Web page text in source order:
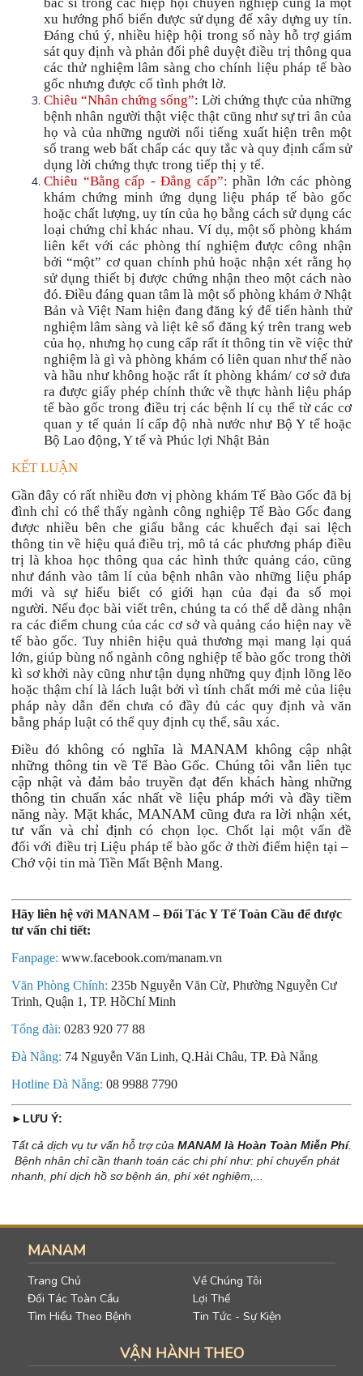
xu hướng phổ biến được sử dụng để xây dựng uy tín.
Đáng chú ý, nhiều hiệp hội trong số này hỗ trợ giám
sát quy định và phản đối phê duyệt điều trị thông qua
các thử nghiệm lâm sàng cho chính liệu pháp tế bào
gốc nhưng được cố tình phớt lờ.
Chiêu “Nhân chứng sống”: Lời chứng thực của những
bệnh nhân người thật việc thật cũng như sự tri ân của
họ và của những người nổi tiếng xuất hiện trên một
số trang web bất chấp các quy tắc và quy định cấm sử
dụng lời chứng thực trong tiếp thị y tế.
Chiêu “Bằng cấp - Đẳng cấp”:phần lớn các phòng
khám chứng minh ứng dụng liệu pháp tế bào gốc
hoặc chất lượng, uy tín của họ bằng cách sử dụng các
loại chứng chỉ khác nhau. Ví dụ, một số phòng khám
liên kết với các phòng thí nghiệm được công nhận
bởi “một” cơ quan chính phủ hoặc nhận xét rằng họ
sử dụng thiết bị được chứng nhận theo một cách nào
đó. Điều đáng quan tâm là một số phòng khám ở Nhật
Bản và Việt Nam hiện đang đăng ký để tiến hành thử
nghiệm lâm sàng và liệt kê số đăng ký trên trang web
của họ, nhưng họ cung cấp rất ít thông tin về việc thử
nghiệm là gì và phòng khám có liên quan như thế nào
và hầu như không hoặc rất ít phòng khám/ cơ sở đưa
ra được giấy phép chính thức về thực hành liệu pháp
tế bào gốc trong điều trị các bệnh lí cụ thể từ các cơ
quan y tế quản lí cấp độ nhà nước như Bộ Y tế hoặc
Bộ Lao động, Y tế và Phúc lợi Nhật Bản
KẾT LUẬN
Gần đây có rất nhiều đơn vị phòng khám Tế Bào Gốc đã bị
đình chỉ có thể thấy ngành công nghiệp Tế Bào Gốc đang
được nhiều bên che giấu bằng các khuếch đại sai lệch
thông tin về hiệu quả điều trị, mô tả các phương pháp điều
trị là khoa học thông qua các hình thức quảng cáo, cũng
như đánh vào tâm lí của bệnh nhân vào những liệu pháp
mới và sự hiểu biết có giới hạn của đại đa số mọi
người. Nếu đọc bài viết trên, chúng ta có thể dễ dàng nhận
ra các điểm chung của các cơ sở và quảng cáo hiện nay về
tế bào gốc. Tuy nhiên hiệu quả thương mại mang lại quá
lớn, giúp bùng nổ ngành công nghiệp tế bào gốc trong thời
kì sơ khởi này cũng như tận dụng những quy định lõng lẽo
hoặc thậm chí là lách luật bởi vì tính chất mới mẻ của liệu
pháp này dẫn đến chưa có đầy đủ các quy định và văn
bằng pháp luật có thể quy định cụ thể, sâu xác.
Điều đó không có nghĩa là MANAM không cập nhật
những thông tin về Tế Bào Gốc. Chúng tôi vẫn liên tục
cập nhật và đảm bảo truyền đạt đến khách hàng những
thông tin chuẩn xác nhất về liệu pháp mới và đầy tiềm
năng này. Mặt khác, MANAM cũng đưa ra lời nhận xét,
tư vấn và chỉ định có chọn lọc. Chốt lại một vấn đề
đối với điều trị Liệu pháp tế bào gốc ở thời điểm hiện tại –
Chớ vội tin mà Tiền Mất Bệnh Mang.
Hãy liên hệ với MANAM – Đối Tác Y Tế Toàn Cầu để được
tư vấn chi tiết:
Fanpage: www.facebook.com/manam.vn
Văn Phòng Chính: 235b Nguyễn Văn Cừ, Phường Nguyễn Cư
Trinh, Quận 1, TP. HồChí Minh
Tổng đài: 0283 920 77 88
Đà Nẵng: 74 Nguyễn Văn Linh, Q.Hải Châu, TP. Đà Nẵng
Hotline Đà Nẵng: 08 9988 7790
►LƯU Ý:
Tất cả dịch vụ tư vấn hỗ trợ của MANAM là Hoàn Toàn Miễn Phí.
Bệnh nhân chỉ cần thanh toán các chi phí như: phí chuyển phát
nhanh, phí dịch hồ sơ bệnh án, phí xét nghiệm,...
MANAM
Trang Chủ
Đối Tác Toàn Cầu
Tìm Hiểu Theo Bệnh
Về Chúng Tôi
Lợi Thế
Tin Tức - Sự Kiện
VẬN HÀNH THEO